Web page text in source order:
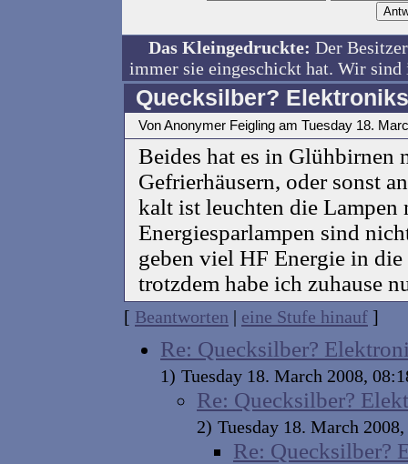
Das Kleingedruckte: Der
immer sie eingeschickt hat. Wir
Quecksilber?
Von Anonymer Feigling am Tuesday 18.
Beides hat es in Glühbirnen
Gefrierhäusern, oder sonst
kalt ist leuchten die
Energiesparlampen sind
geben viel HF Energie in
trotzdem habe ich zuhause
[ Beantworten | eine Stufe hinauf ]
Re: Quecksilber?
1) Tuesday 18. March 2008,
Re: Quecksilber?
2) Tuesday 18. March
Re: Quecksilber?